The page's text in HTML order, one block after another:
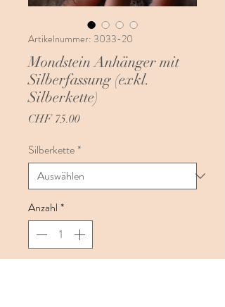
Artikelnummer: 3033-20
Mondstein Anhänger mit
Silberfassung (exkl.
Silberkette)
CHF 75.00Preis
Silberkette*
Anzahl *